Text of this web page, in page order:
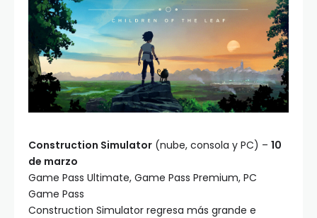
Construction Simulator (nube, consola y PC) – 10
de marzo
Game Pass Ultimate, Game Pass Premium, PC
Game Pass
Construction Simulator regresa más grande e